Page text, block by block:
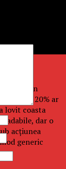
cel puţin
sau 20% ar
lovit coasta
dar o
acţiunea
generic